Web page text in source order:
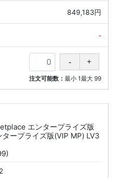
849,183円
-
注文可能数： 最小 1最大 99
エンタープライズ版
ープライズ版(VIP MP) LV3